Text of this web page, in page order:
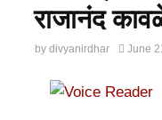
राजानंद
by divyanirdhar June